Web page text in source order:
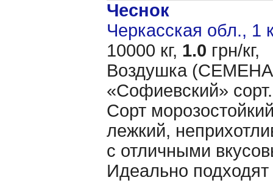
Чеснок
Черкасская обл., 1
10000 кг, 1.0 грн/кг,
Воздушка (CЕМЕНА
«Cофиевский»
Сорт
лежкий,
с отличными
Идеально